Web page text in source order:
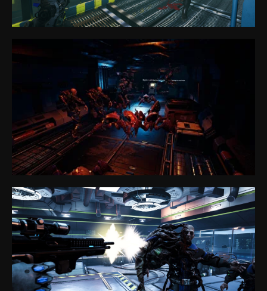
sales@anviovr.com
www.anvio.com
© 2017-2026 ООО «ANVIO» | ВСЕ ПРАВА ЗАЩИЩЕНЫ |
ANVIO.COM
Политика конфиденциальности
Политика в отношении файлов cookie
Общие правила предоставления услуг
Игры
Франшиза
VR-киберспорт
Блог
FAQ
Партнёрская программа